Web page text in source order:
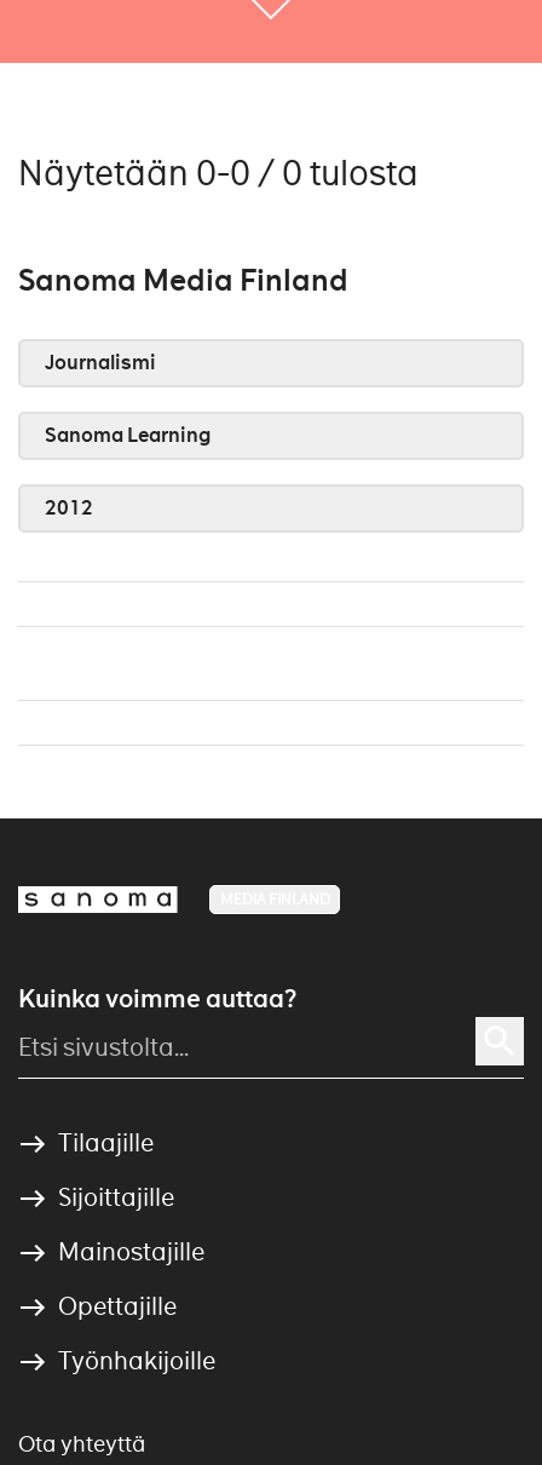
Näytetään 0-0 / 0 tulosta
Sanoma Media Finland
Journalismi
Sanoma Learning
2012
Kuinka voimme auttaa?
Tilaajille
Sijoittajille
Mainostajille
Opettajille
Työnhakijoille
Ota yhteyttä